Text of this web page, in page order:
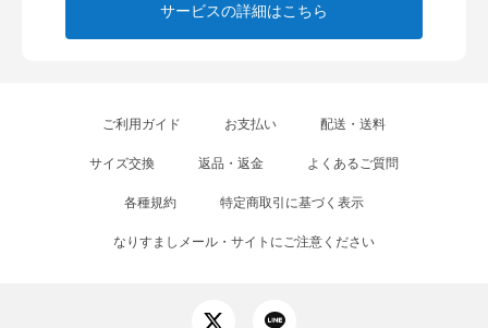
サービスの詳細はこちら
ご利用ガイド お支払い 配送・送料
サイズ交換 返品・返金 よくあるご質問
各種規約 特定商取引に基づく表示
なりすましメール・サイトにご注意ください